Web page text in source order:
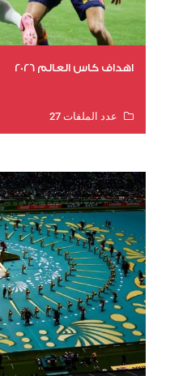
اهداف كاس العالم 2026
عدد الملفات 27